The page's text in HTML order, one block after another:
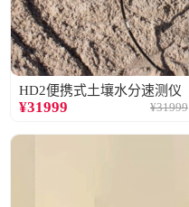
HD2便携式土壤水分速测仪
¥31999 ¥31999